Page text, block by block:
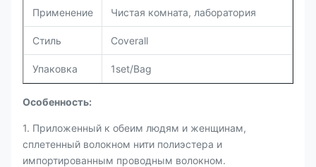
Применение Чистая комната, лаборатория
Стиль Coverall
Упаковка 1set/Bag
Особенность:
1. Приложенный к обеим людям и женщинам,
сплетенный волокном нити полиэстера и
импортированным проводным волокном.